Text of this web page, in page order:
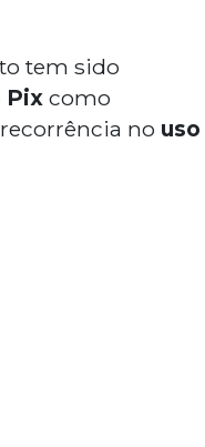
tem sido
Pixcomo
no uso